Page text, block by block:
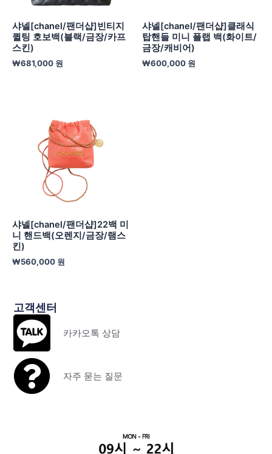
샤넬[chanel/팬더샵]빈티지
퀼팅 호보백(블랙/금장/카프
스킨)
₩681,000 원
샤넬[chanel/팬더샵]클래식
탑핸들 미니 플랩 백(화이트/
금장/캐비어)
₩600,000 원
샤넬[chanel/팬더샵]22백 미
니 핸드백(오렌지/금장/램스
킨)
₩560,000 원
고객센터
카카오톡 상담
자주 묻는 질문